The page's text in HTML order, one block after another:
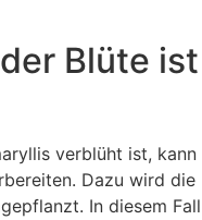
Blüte ist
verblüht ist, kann
Dazu wird die
In diesem Fall